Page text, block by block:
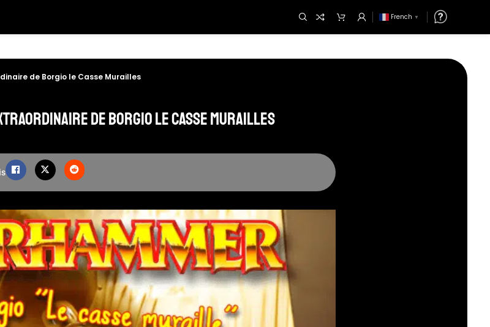
French ▼
de Borgio le Casse Murailles
de Borgio le Casse Murailles